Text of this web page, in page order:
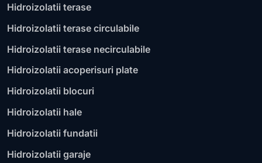
Hidroizolatii terase
Hidroizolatii terase circulabile
Hidroizolatii terase necirculabile
Hidroizolatii acoperisuri plate
Hidroizolatii blocuri
Hidroizolatii hale
Hidroizolatii fundatii
Hidroizolatii garaje